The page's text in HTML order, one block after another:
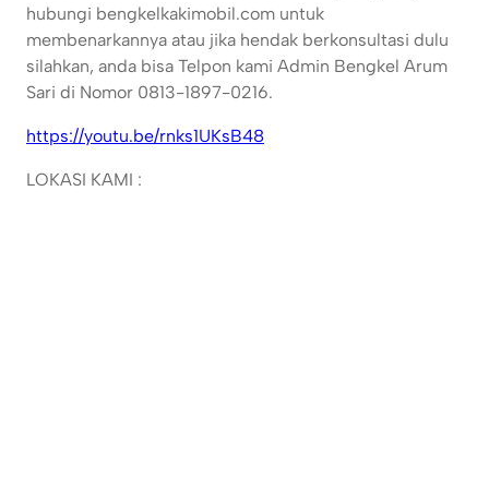
hubungi bengkelkakimobil.com untuk
membenarkannya atau jika hendak berkonsultasi dulu
silahkan, anda bisa Telpon kami Admin Bengkel Arum
Sari di Nomor 0813-1897-0216.
https://youtu.be/rnks1UKsB48
LOKASI KAMI :